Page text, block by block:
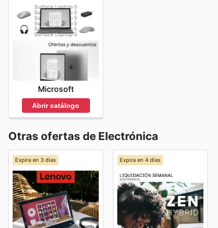
Microsoft
Abrir catálogo
Otras ofertas de Electrónica
Expira en 3 días Expira en 4 días